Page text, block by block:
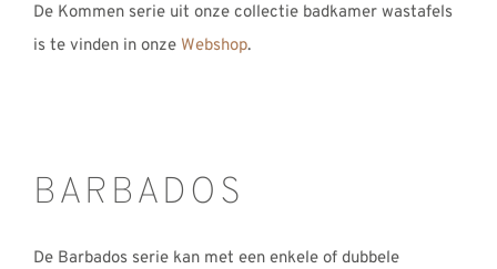
De Kommen serie uit onze collectie badkamer wastafels
is te vinden in onze Webshop.
BARBADOS
De Barbados serie kan met een enkele of dubbele